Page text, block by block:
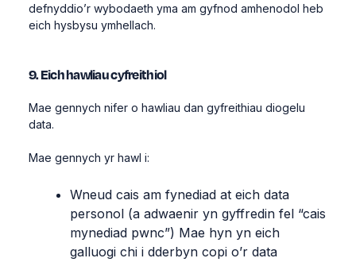
defnyddio’r wybodaeth yma am gyfnod amhenodol heb
eich hysbysu ymhellach.
9. Eich hawliau cyfreithiol
Mae gennych nifer o hawliau dan gyfreithiau diogelu
data.
Mae gennych yr hawl i:
Wneud cais am fynediad at eich data
personol (a adwaenir yn gyffredin fel “cais
mynediad pwnc”) Mae hyn yn eich
galluogi chi i dderbyn copi o’r data